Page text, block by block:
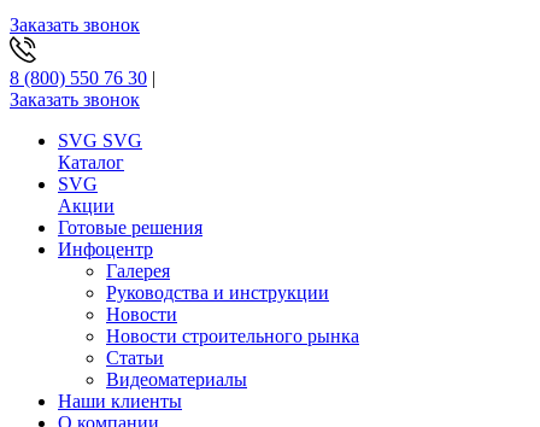
Заказать звонок
8 (800) 550 76 30 |
Заказать звонок
SVG SVG
Каталог
SVG
Акции
Готовые решения
Инфоцентр
Галерея
Руководства и инструкции
Новости
Новости строительного рынка
Статьи
Видеоматериалы
Наши клиенты
О компании